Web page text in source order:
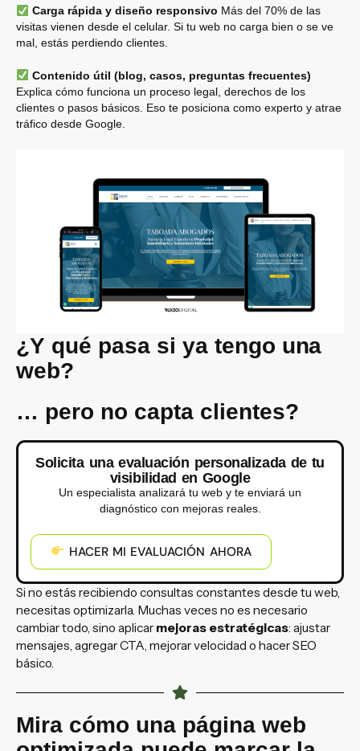
Carga rápida y diseño responsivo Más del 70% de las
visitas vienen desde el celular. Si tu web no carga bien o se ve
mal, estás perdiendo clientes.
Contenido útil (blog, casos, preguntas frecuentes)
Explica cómo funciona un proceso legal, derechos de los
clientes o pasos básicos. Eso te posiciona como experto y atrae
tráfico desde Google.
¿Y qué pasa si ya tengo una
web?
… pero no capta clientes?
Un especialista analizará tu web y te enviará un
diagnóstico con mejoras reales.
HACER MI EVALUACIÓN AHORA
Solicita una evaluación personalizada de tu
visibilidad en Google
Si no estás recibiendo consultas constantes desde tu web,
necesitas optimizarla. Muchas veces no es necesario
cambiar todo, sino aplicar mejoras estratégicas: ajustar
mensajes, agregar CTA, mejorar velocidad o hacer SEO
básico.
Mira cómo una página web